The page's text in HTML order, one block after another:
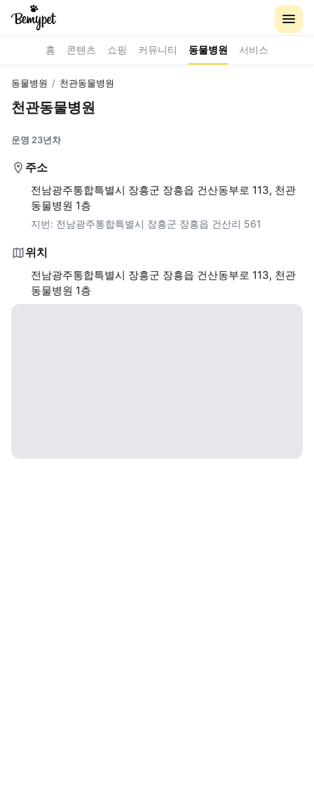
홈 콘텐츠 쇼핑 커뮤니티 동물병원 서비스
동물병원 / 천관동물병원
천관동물병원
운영 23년차
주소
전남광주통합특별시 장흥군 장흥읍 건산동부로 113, 천관
동물병원 1층
지번: 전남광주통합특별시 장흥군 장흥읍 건산리 561
위치
전남광주통합특별시 장흥군 장흥읍 건산동부로 113, 천관
동물병원 1층